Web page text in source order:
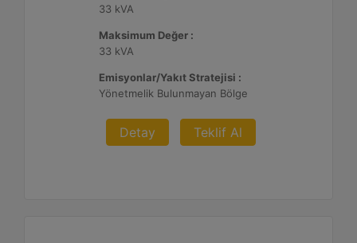
33 kVA
Maksimum Değer :
33 kVA
Emisyonlar/Yakıt Stratejisi :
Yönetmelik Bulunmayan Bölge
Detay Teklif Al